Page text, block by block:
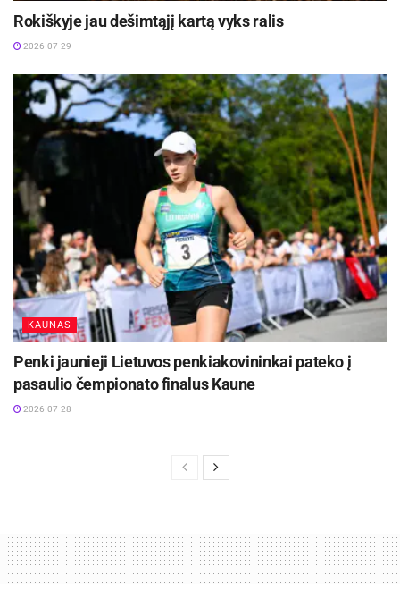
Rokiškyje jau dešimtąjį kartą vyks ralis
2026-07-29
KAUNAS
Penki jaunieji Lietuvos penkiakovininkai pateko į
pasaulio čempionato finalus Kaune
2026-07-28